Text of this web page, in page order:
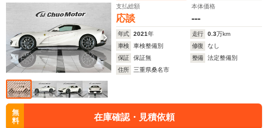
支払総額
応談
本体価格
---
年式 2021年 走行 0.3万km
車検
車検整備別 修復
なし
保証
保証無 整備
法定整備別
住所
三重県桑名市
無
料
在庫確認・見積依頼